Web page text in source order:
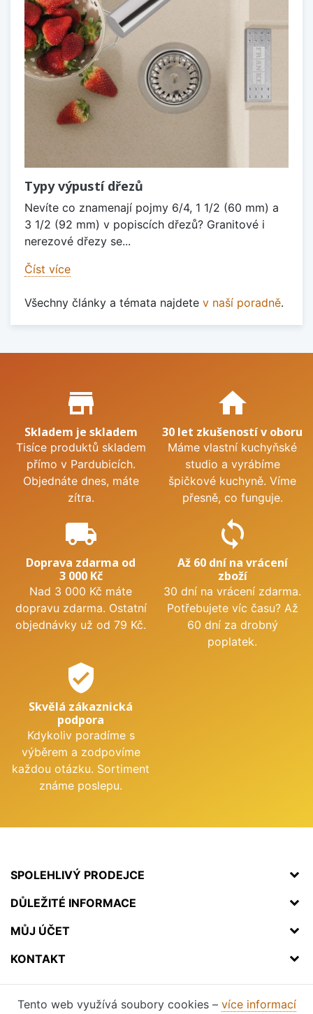
Typy výpustí dřezů
Nevíte co znamenají pojmy 6/4, 1 1/2 (60 mm) a
3 1/2 (92 mm) v popiscích dřezů? Granitové i
nerezové dřezy se...
Číst více
Všechny články a témata najdete v naší poradně.
Proč nakupovat u nás?
store_mall_directory
Skladem je skladem
Tisíce produktů skladem
přímo v Pardubicích.
Objednáte dnes, máte
zítra.
home
30 let zkušeností v oboru
Máme vlastní kuchyňské
studio a vyrábíme
špičkové kuchyně. Víme
přesně, co funguje.
local_shipping
Doprava zdarma od
3 000 Kč
Nad 3 000 Kč máte
dopravu zdarma. Ostatní
objednávky už od 79 Kč.
sync
Až 60 dní na vrácení
zboží
30 dní na vrácení zdarma.
Potřebujete víc času? Až
60 dní za drobný
poplatek.
verified_user
Skvělá zákaznická
podpora
Kdykoliv poradíme s
výběrem a zodpovíme
každou otázku. Sortiment
známe poslepu.
SPOLEHLIVÝ PRODEJCE
DŮLEŽITÉ INFORMACE
MŮJ ÚČET
KONTAKT
Tento web využívá soubory cookies – více informací